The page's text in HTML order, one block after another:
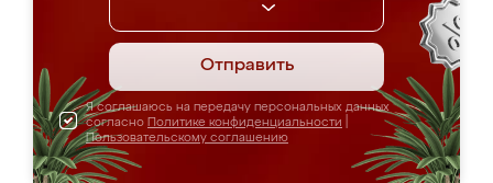
Отправить
Я соглашаюсь на передачу персональных данных
согласно Политике конфиденциальности
Пользовательскому соглашению